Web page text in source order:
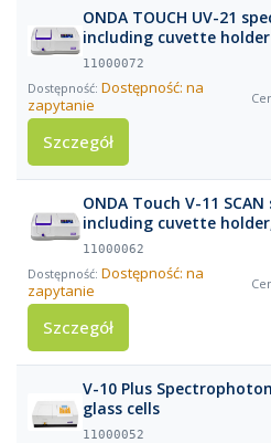
ONDA TOUCH UV-21
including cuvette
cuvettes and calibration
11000072
Dostępność: na
zapytanie
Szczegół
ONDA Touch V-11
including cuvette
calibration protocol
11000062
Dostępność: na
zapytanie
Szczegół
V-10 Plus
glass cells
11000052